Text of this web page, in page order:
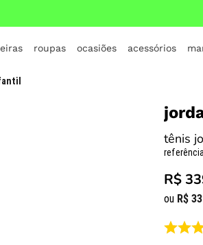
roupas ocasiões acessórios
tênis
R$
ou R$
MAIS BUSCADOS